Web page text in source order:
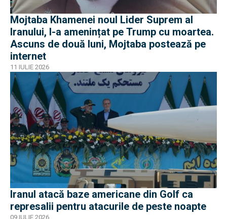
Mojtaba Khamenei noul Lider Suprem al
Iranului, l-a amenințat pe Trump cu moartea.
Ascuns de două luni, Mojtaba postează pe
internet
11 IULIE 2026
Iranul atacă baze americane din Golf ca
represalii pentru atacurile de peste noapte
09 IULIE 2026